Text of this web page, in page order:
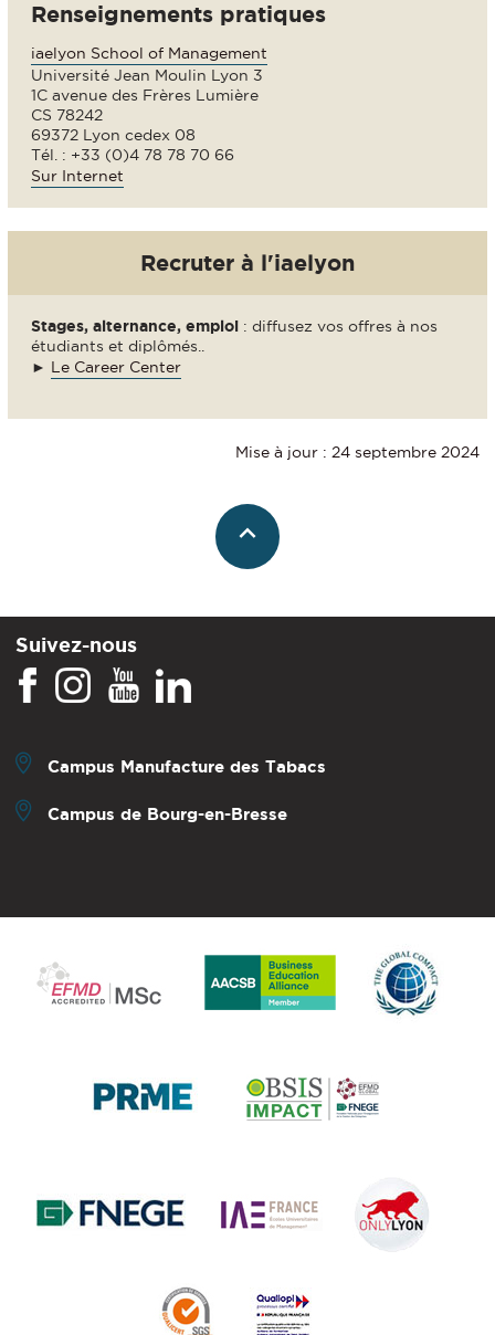
Renseignements pratiques
iaelyon School of Management
Université Jean Moulin Lyon 3
1C avenue des Frères Lumière
CS 78242
69372 Lyon cedex 08
Tél. : +33 (0)4 78 78 70 66
Sur Internet
Recruter à l'iaelyon
Stages, alternance, emploi : diffusez vos offres à nos
étudiants et diplômés..
► Le Career Center
Mise à jour : 24 septembre 2024
Suivez-nous
Campus Manufacture des Tabacs
Campus de Bourg-en-Bresse